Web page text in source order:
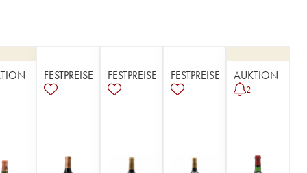
FESTPREISE FESTPREISE FESTPREISE AUKTION
2